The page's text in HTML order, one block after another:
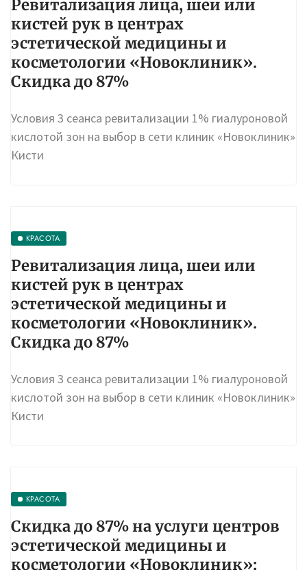
Ревитализация лица, шеи или
кистей рук в центрах
эстетической медицины и
косметологии «Новоклиник».
Условия 3 сеанса ревитализации 1% гиалуроновой
кислотой зон на выбор в сети клиник «Новоклиник»
Ревитализация лица, шеи или
кистей рук в центрах
эстетической медицины и
косметологии «Новоклиник».
Условия 3 сеанса ревитализации 1% гиалуроновой
кислотой зон на выбор в сети клиник «Новоклиник»
Скидка до 87% на услуги центров
эстетической медицины и